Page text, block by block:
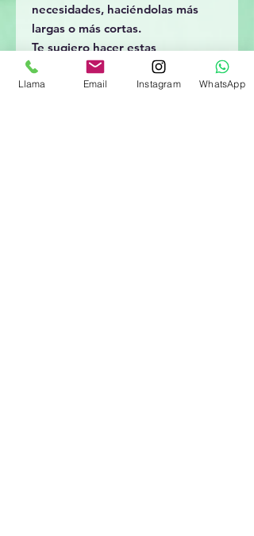
necesidades, haciéndolas más
largas o más cortas.
Te sugiero hacer estas
meditaciones sentado para evitar
quedarte dormido, ya que el
Llama Email Instagram WhatsApp